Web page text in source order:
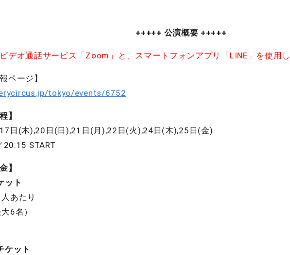
+++++ 公演概要 +++++
デオ通話サービス「Zoom」と、スマートフォンアプリ「LINE」を使用し
ページ】
tokyo/events/6752
】
日(木),20日(日),21日(月),22日(火),24日(木),25日(金)
20:15 START
】
ット
あたり
6名）
ケット